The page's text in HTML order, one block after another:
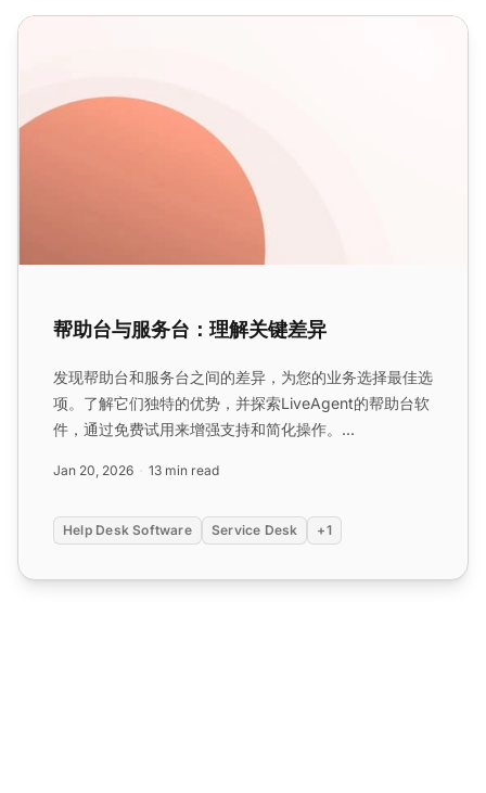
帮助台与服务台：理解关键差异
帮助台与服务台：理解关键差异
发现帮助台和服务台之间的差异，为您的业务选择最佳选
项。了解它们独特的优势，并探索LiveAgent的帮助台软
件，通过免费试用来增强支持和简化操作。...
Jan 20, 2026 13 min read
Help Desk Software Service Desk +1